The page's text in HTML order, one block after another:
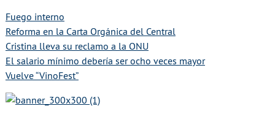
Fuego interno
Reforma en la Carta Orgánica del Central
Cristina lleva su reclamo a la ONU
El salario mínimo debería ser ocho veces mayor
Vuelve “VinoFest”